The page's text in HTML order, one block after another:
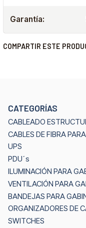
Garantía:
COMPARTIR ESTE
CATEGORÍAS
CABLEADO
CABLES DE FIBRA
UPS
PDU´s
ILUMINACIÓN PARA
VENTILACIÓN PARA
BANDEJAS PARA
ORGANIZADORES DE
SWITCHES